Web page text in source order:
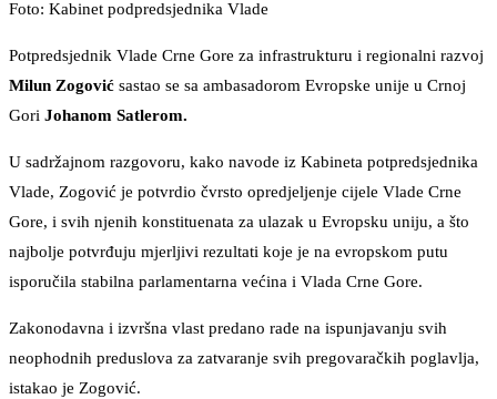
Foto: Kabinet podpredsjednika Vlade
Potpredsjednik Vlade Crne Gore za infrastrukturu i regionalni razvoj
Milun Zogović sastao se sa ambasadorom Evropske unije u Crnoj
Gori Johanom Satlerom.
U sadržajnom razgovoru, kako navode iz Kabineta potpredsjednika
Vlade, Zogović je potvrdio čvrsto opredjeljenje cijele Vlade Crne
Gore, i svih njenih konstituenata za ulazak u Evropsku uniju, a što
najbolje potvrđuju mjerljivi rezultati koje je na evropskom putu
isporučila stabilna parlamentarna većina i Vlada Crne Gore.
Zakonodavna i izvršna vlast predano rade na ispunjavanju svih
neophodnih preduslova za zatvaranje svih pregovaračkih poglavlja,
istakao je Zogović.